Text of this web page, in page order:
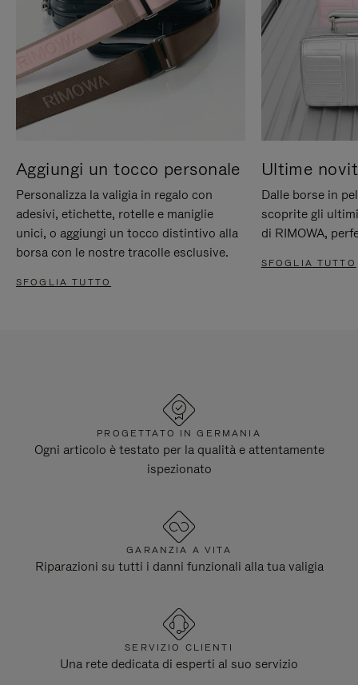
Aggiungi un tocco personale
Personalizza la valigia in regalo con
adesivi, etichette, rotelle e maniglie
unici, o aggiungi un tocco distintivo alla
borsa con le nostre tracolle esclusive.
SFOGLIA TUTTO
Ultime
Dalle borse in
scoprite gli
di RIMOWA,
SFOGLIA TUTTO
PROGETTATO IN GERMANIA
Ogni articolo è testato per la qualità e attentamente
ispezionato
GARANZIA A VITA
Riparazioni su tutti i danni funzionali alla tua valigia
SERVIZIO CLIENTI
Una rete dedicata di esperti al suo servizio